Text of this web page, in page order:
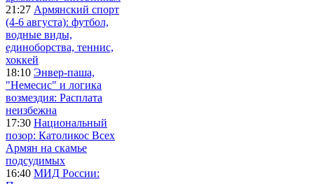
21:27 Армянский спорт
(4-6 августа): футбол,
водные виды,
единоборства, теннис,
хоккей
18:10 Энвер-паша,
"Немесис" и логика
возмездия: Расплата
неизбежна
17:30 Национальный
позор: Католикос Всех
Армян на скамье
подсудимых
16:40 МИД России: